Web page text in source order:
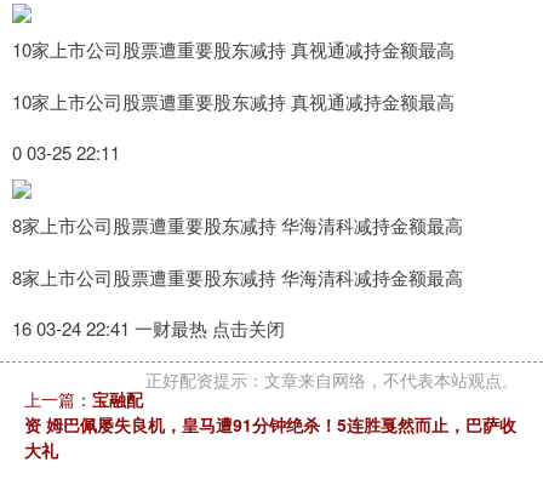
10家上市公司股票遭重要股东减持 真视通减持金额最高
10家上市公司股票遭重要股东减持 真视通减持金额最高
0 03-25 22:11
8家上市公司股票遭重要股东减持 华海清科减持金额最高
8家上市公司股票遭重要股东减持 华海清科减持金额最高
16 03-24 22:41 一财最热 点击关闭
正好配资提示：文章来自网络，不代表本站观点。
上一篇： 宝融配
资 姆巴佩屡失良机，皇马遭91分钟绝杀！5连胜戛然而止，巴萨收
大礼